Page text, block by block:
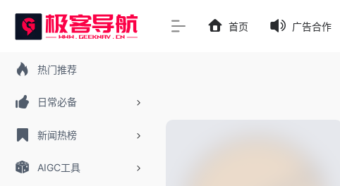
热门推荐
日常必备
新闻热榜
AIGC工具
首页 广告合作